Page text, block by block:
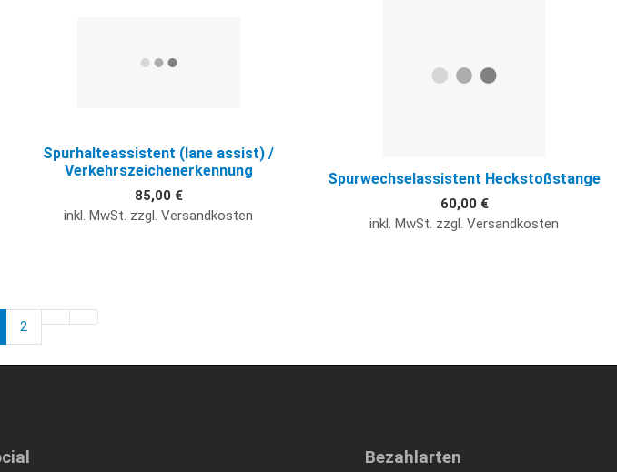
Spurhalteassistent (lane assist) /
Verkehrszeichenerkennung
85,00 €
inkl. MwSt. zzgl. Versandkosten
Spurwechselassistent Heckstoßstange
60,00 €
inkl. MwSt. zzgl. Versandkosten
2
Bezahlarten